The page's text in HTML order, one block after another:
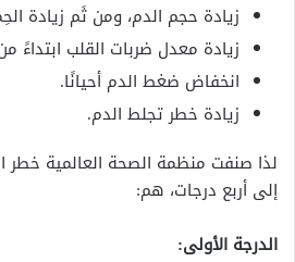
زيادة حجم الدم، ومن ثَم زيادة
زيادة معدل ضربات القلب ابتداءً
انخفاض ضغط الدم أحيانًا.
زيادة خطر تجلط الدم.
لذا صنفت منظمة الصحة العالمية خطر
إلى أربع درجات، هم:
الدرجة الأولى: